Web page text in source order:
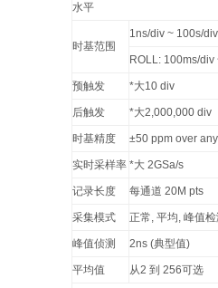
水平
时基范围
1ns/div ~ 100s/
ROLL: 100ms/
预触发 *大10 div
后触发 *大2,000,000 div
时基精度 ±50 ppm over
实时采样率 *大 2GSa/s
记录长度 每通道 20M pts
采集模式 正常, 平均, 峰值
峰值侦测 2ns (典型值)
平均值 从2 到 256可选